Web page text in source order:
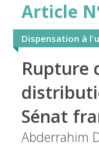
RAPPELS DE LOTS
Rappel de lots :
Article
Dispensation à
Rupture
Sénat
Abderrahim